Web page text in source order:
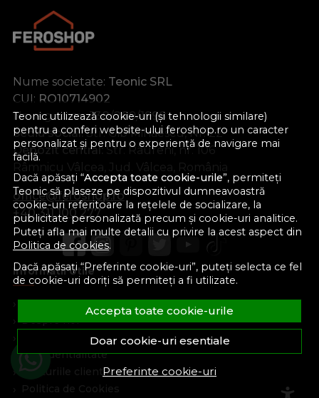
Teonic utilizează cookie-uri (și tehnologii similare)
pentru a conferi website-ului feroshop.ro un caracter
personalizat și pentru o experiență de navigare mai
facilă.
Dacă apăsați “Accepta toate cookie-urile”, permiteți
Teonic să plaseze pe dispozitivul dumneavoastră
cookie-uri referitoare la rețelele de socializare, la
publicitate personalizată precum și cookie-uri analitice.
Puteți afla mai multe detalii cu privire la acest aspect din
Politica de cookies.
Dacă apăsați “Preferinte cookie-uri”, puteți selecta ce fel
de cookie-uri doriți să permiteți a fi utilizate.
Accepta toate cookie-urile
Doar cookie-uri esentiale
Preferinte cookie-uri
Nume societate: Teonic SRL
CUI: RO10714902
Nr. reg. com.:J38/289/1998
Sediu social:Str. Gib Mihăescu, Nr. 22
Depozit central:Str. Râureni, nr. 106
Râmnicu Vâlcea, Jud. Vâlcea, România
office@feroshop.ro
+40 311 100 277
Informatii Utile
Formular retur
Despre noi
Termeni si conditii
Confidentialitate
Marturiile clientilor
Politica de Cookies